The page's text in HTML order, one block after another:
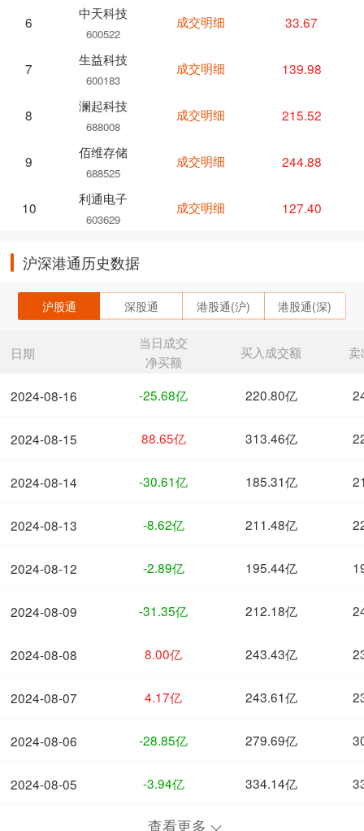
6
中天科技
600522
7
生益科技
600183
8
澜起科技
688008
9
佰维存储
688525
10
利通电子
603629
成交明细 33.67
成交明细 139.98
成交明细 215.52
成交明细 244.88
成交明细 127.40
沪深港通历史数据
沪股通 深股通 港股通(沪) 港股通(深)
日期
2024-08-16
2024-08-15
2024-08-14
2024-08-13
2024-08-12
2024-08-09
2024-08-08
2024-08-07
2024-08-06
2024-08-05
当日成交
净买额
买入成交额 卖
-25.68亿 220.80亿
88.65亿 313.46亿
-30.61亿 185.31亿
-8.62亿 211.48亿
-2.89亿 195.44亿
-31.35亿 212.18亿
8.00亿 243.43亿
4.17亿 243.61亿
-28.85亿 279.69亿
-3.94亿 334.14亿
查看更多